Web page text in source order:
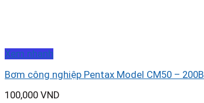
Xem nhanh
Bơm công nghiệp Pentax Model CM50 – 200B
100,000 VND